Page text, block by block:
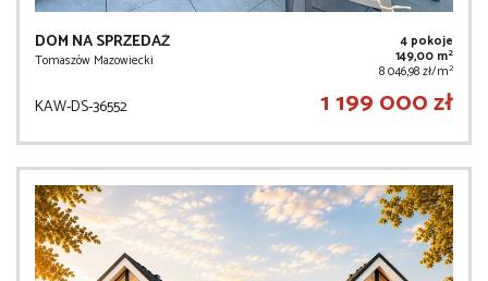
DOM NA SPRZEDAŻ
Tomaszów Mazowiecki
4 pokoje
149,00 m2
8 046,98 zł/m2
KAW-DS-36552 1 199 000 zł